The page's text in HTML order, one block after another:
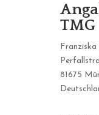
TMG
Franziska
81675